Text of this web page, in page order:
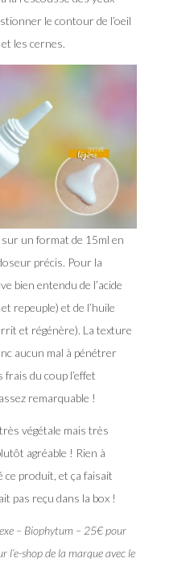
le contour de l’oeil
les cernes.
un format de 15ml en
précis. Pour la
bien entendu de l’acide
repeuple) et de l’huile
et régénère). La texture
aucun mal à pénétrer
frais du coup l’effet
remarquable !
végétale mais très
agréable ! Rien à
ce produit, et ça faisait
pas reçu dans la box !
– Biophytum – 25€ pour
l’e-shop de la marque avec le